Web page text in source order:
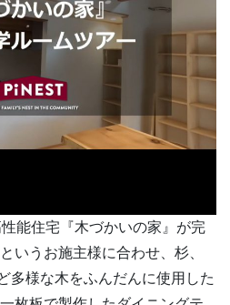
能住宅『木づかいの家』が完
いうお施主様に合わせ、杉、
多様な木をふんだんに使用した